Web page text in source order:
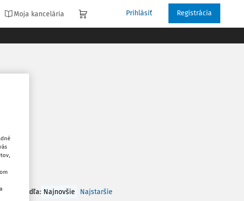
Moja kancelária Prihlásiť Registrácia
podľa: Najnovšie Najstaršie